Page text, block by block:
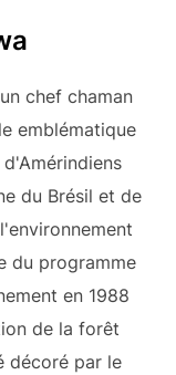
chef chaman
emblématique
du Brésil et de
du programme
en 1988
de la forêt
décoré par le